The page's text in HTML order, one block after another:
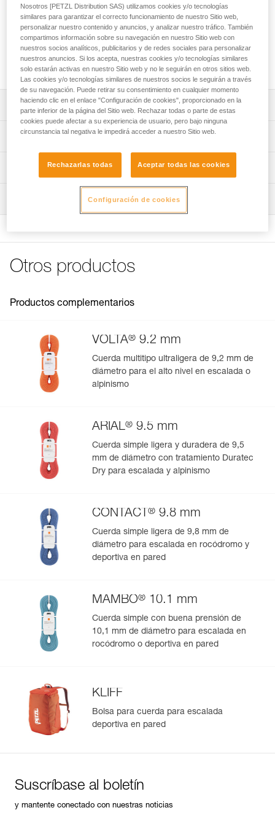
disponer de un espacio limpio de 140 x 140 cm y proteger la
cuerda del polvo y la suciedad. Está equipada con cuatro
asas que facilitan el transporte y un código de color que
permite identificar rápidamente las puntas de la cuerda. Su
construcción de lona inducida le asegura una gran
durabilidad.
Descripción
Lona para cuerda muy grande:
140 x 140 cm.
- Protege la cuerda del polvo y de la suciedad.
- Adecuada también para cuerdas largas.
Facilidad de utilización:
Duradera y polivalente:
- Lona inducida resistente a la abrasión.
la lluvia.
Características técnicas
Medidas: 140 x 140 cm
Peso: 280 g
Materiales: poliéster
Garantía : 3 Años
Pack : 1
Información técnica
Otros productos
Productos complementarios
VOLTA® 9.2 mm
Cuerda multitipo ultraligera de 9,2 mm de
diámetro para el alto nivel en escalada o
alpinismo
ARIAL® 9.5 mm
Cuerda simple ligera y duradera de 9,5
mm de diámetro con tratamiento Duratec
Dry para escalada y alpinismo
CONTACT ® 9.8 mm
Cuerda simple ligera de 9,8 mm de
diámetro para escalada en rocódromo y
deportiva en pared
MAMBO® 10.1 mm
Cuerda simple con buena prensión de
10,1 mm de diámetro para escalada en
rocódromo o deportiva en pared
KLIFF
Bolsa para cuerda para escalada
deportiva en pared
Suscríbase al boletín
y mantente conectado con nuestras noticias
Nosotros [PETZL Distribution SAS) utilizamos cookies y/o tecnologías
similares para garantizar el correcto funcionamiento de nuestro Sitio web,
personalizar nuestro contenido y anuncios, y analizar nuestro tráfico. También
compartimos información sobre su navegación en nuestro Sitio web con
nuestros socios analíticos, publicitarios y de redes sociales para personalizar
nuestros anuncios. Si los acepta, nuestras cookies y/o tecnologías similares
solo estarán activas en nuestro Sitio web y no le seguirán en otros sitios web.
Las cookies y/o tecnologías similares de nuestros socios le seguirán a través
de su navegación. Puede retirar su consentimiento en cualquier momento
haciendo clic en el enlace "Configuración de cookies", proporcionado en la
parte inferior de la página del Sitio web. Rechazar todas o parte de estas
cookies puede afectar a su experiencia de usuario, pero bajo ninguna
circunstancia tal negativa le impedirá acceder a nuestro Sitio web.
Rechazarlas todas Aceptar todas las cookies
Configuración de cookies